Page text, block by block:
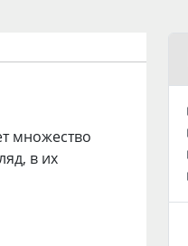
множество
в их